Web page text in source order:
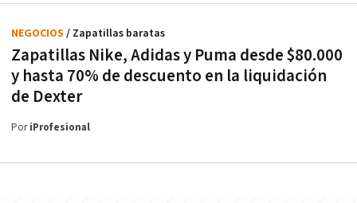
Zapatillas Nike, Adidas y Puma desde $80.000
y hasta 70% de descuento en la liquidación
de Dexter
NEGOCIOS / Zapatillas baratas
PoriProfesional